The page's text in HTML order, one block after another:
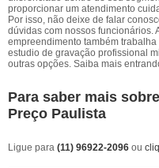
proporcionar um atendimento
Por isso, não deixe de falar
dúvidas com nossos funcionários.
empreendimento também
estudio de gravação profissional
outras opções. Saiba mais
Para saber mais
Preço Paulista
Ligue para (11) 96922-2096 ou